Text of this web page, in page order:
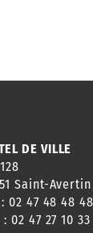
DE VILLE
Saint-
02 47 48 48 48
: 02 47 27 10 33